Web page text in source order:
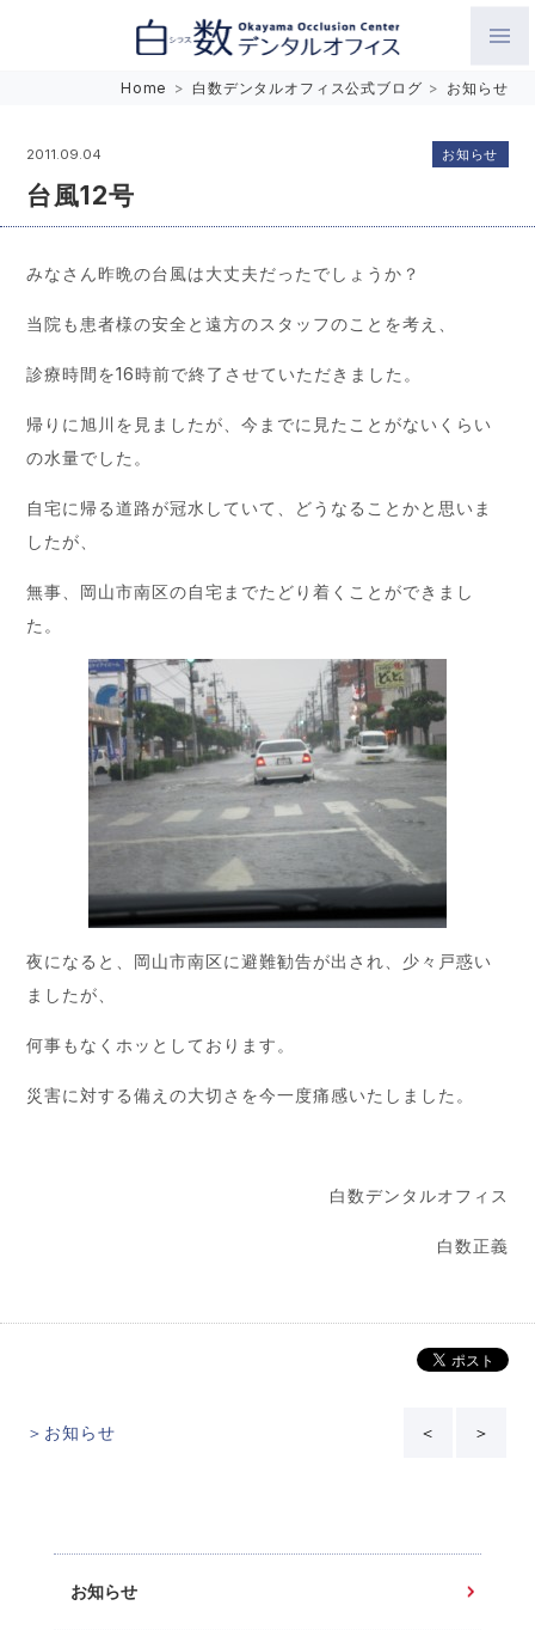
Home > 白数デンタルオフィス公式ブログ > お知らせ
2011.09.04
台風12号
お知らせ
みなさん昨晩の台風は大丈夫だったでしょうか？
当院も患者様の安全と遠方のスタッフのことを考え、
診療時間を16時前で終了させていただきました。
帰りに旭川を見ましたが、今までに見たことがないくらい
の水量でした。
自宅に帰る道路が冠水していて、どうなることかと思いま
したが、
無事、岡山市南区の自宅までたどり着くことができまし
た。
夜になると、岡山市南区に避難勧告が出され、少々戸惑い
ましたが、
何事もなくホッとしております。
災害に対する備えの大切さを今一度痛感いたしました。
白数デンタルオフィス
白数正義
＞お知らせ ＜ ＞
お知らせ